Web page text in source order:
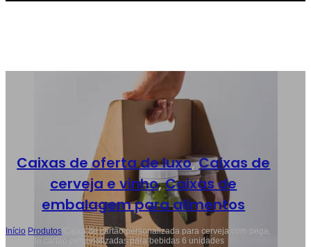
Caixas de oferta de luxo,Caixas de
cerveja e vinho,Caixas de
embalagem para alimentos
Início Produtos
Caixa de cartão personalizada para cerveja com pega,
caixas de cartão personalizadas para bebidas 6 unidades